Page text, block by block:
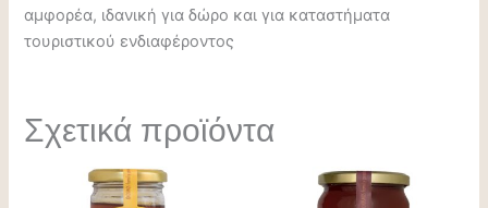
αμφορέα, ιδανική για δώρο και για καταστήματα
τουριστικού ενδιαφέροντος
Σχετικά προϊόντα